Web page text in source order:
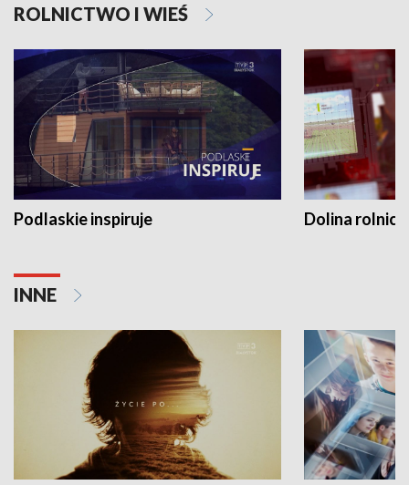
ROLNICTWO I WIEŚ
Podlaskie inspiruje Dolina
INNE